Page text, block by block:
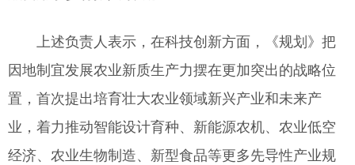
上述负责人表示，在科技创新方面，《规划》把
因地制宜发展农业新质生产力摆在更加突出的战略位
置，首次提出培育壮大农业领域新兴产业和未来产
业，着力推动智能设计育种、新能源农机、农业低空
经济、农业生物制造、新型食品等更多先导性产业规